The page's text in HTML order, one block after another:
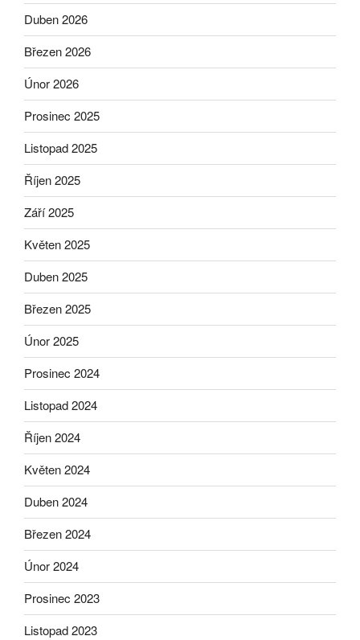
Duben 2026
Březen 2026
Únor 2026
Prosinec 2025
Listopad 2025
Říjen 2025
Září 2025
Květen 2025
Duben 2025
Březen 2025
Únor 2025
Prosinec 2024
Listopad 2024
Říjen 2024
Květen 2024
Duben 2024
Březen 2024
Únor 2024
Prosinec 2023
Listopad 2023